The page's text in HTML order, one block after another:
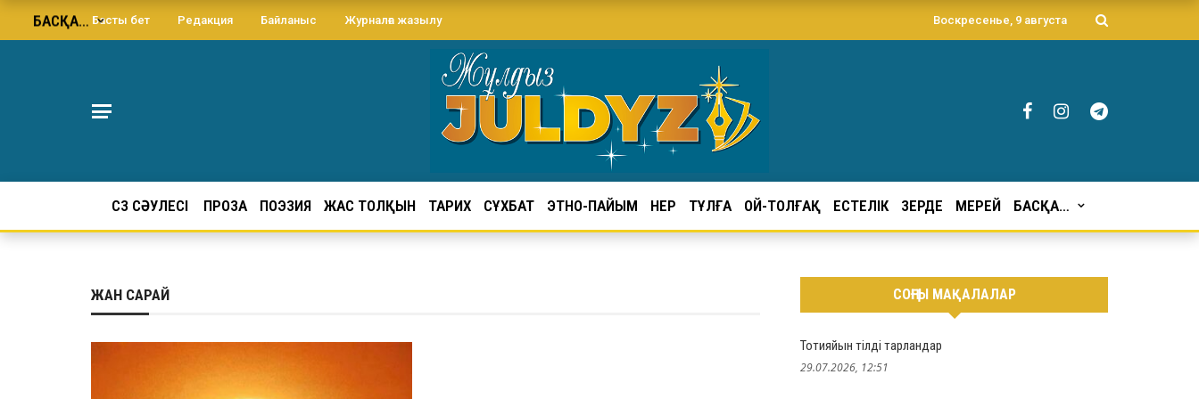
Басты бет Редакция Байланыс Журналға жазылу Воскресенье, 9 августа
СӨЗ СӘУЛЕСІ ПРОЗА ПОЭЗИЯ ЖАС ТОЛҚЫН ТАРИХ СҰХБАТ ЭТНО-ПАЙЫМ ӨНЕР ТҰЛҒА ОЙ-ТОЛҒАҚ ЕСТЕЛІК ЗЕРДЕ МЕРЕЙ БАСҚА…
БАСҚА…
ЖАН САРАЙ СОҢҒЫ МАҚАЛАЛАР
Тотияйын тілді тарландар
29.07.2026, 12:51